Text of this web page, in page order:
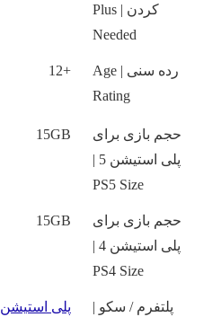
کردن | Plus
Needed
رده سنی | Age
Rating
+12
حجم بازی برای
پلی استیشن 5 |
PS5 Size
15GB
حجم بازی برای
پلی استیشن 4 |
PS4 Size
15GB
پلتفرم / سکو | پلی استیشن 4 (PlayStation 4)